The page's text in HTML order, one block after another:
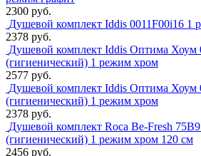
2300 руб.
Душевой комплект Iddis 0011F00i16 1
2378 руб.
Душевой комплект Iddis Оптима Хоум
(гигиенический) 1 режим хром
2577 руб.
Душевой комплект Iddis Оптима Хоум
(гигиенический) 1 режим хром
2378 руб.
Душевой комплект Roca Be-Fresh
(гигиенический) 1 режим хром 120 см
2456 руб.